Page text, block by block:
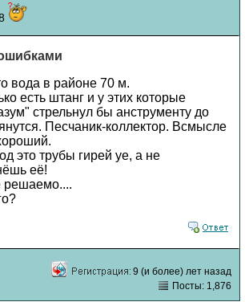
вода в районе 70 м.
есть штанг и у этих которые
стрельнул бы анструменту до
Песчаник-коллектор. Всмысле
это трубы гирей уе, а не
её!
решаемо....
9 (и более) лет назад
Посты: 1,876